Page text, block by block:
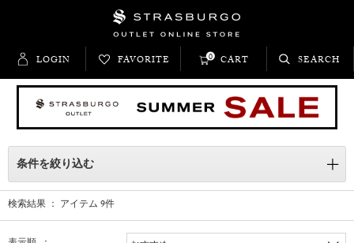
LOGIN FAVORITE CART
0 SEARCH
条件を絞り込む
検索結果 ： アイテム 9件